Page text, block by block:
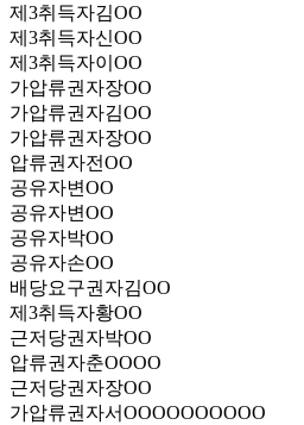
제3취득자김OO
제3취득자신OO
제3취득자이OO
가압류권자장OO
가압류권자김OO
가압류권자장OO
압류권자전OO
공유자변OO
공유자변OO
공유자박OO
공유자손OO
배당요구권자김OO
제3취득자황OO
근저당권자박OO
압류권자춘OOOO
근저당권자장OO
가압류권자서OOOOOOOOOO